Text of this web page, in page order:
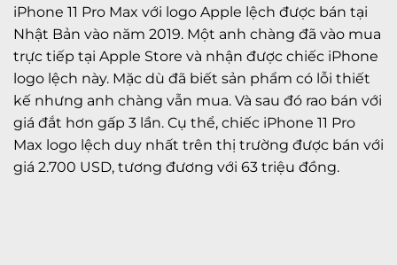
iPhone 11 Pro Max với logo Apple lệch được bán tại
Nhật Bản vào năm 2019. Một anh chàng đã vào mua
trực tiếp tại Apple Store và nhận được chiếc iPhone
logo lệch này. Mặc dù đã biết sản phẩm có lỗi thiết
kế nhưng anh chàng vẫn mua. Và sau đó rao bán với
giá đắt hơn gấp 3 lần. Cụ thể, chiếc iPhone 11 Pro
Max logo lệch duy nhất trên thị trường được bán với
giá 2.700 USD, tương đương với 63 triệu đồng.